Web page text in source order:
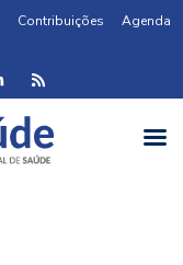
Contribuições
Agenda